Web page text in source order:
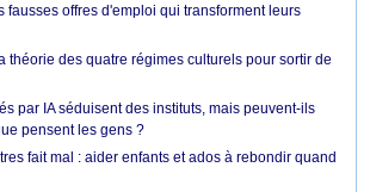
fausses offres d'emploi qui transforment leurs
théorie des quatre régimes culturels pour sortir de
par IA séduisent des instituts, mais peuvent-ils
pensent les gens ?
fait mal : aider enfants et ados à rebondir quand